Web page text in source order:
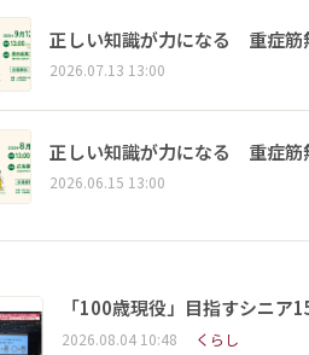
正しい知識が力になる 重症筋
2026.07.13 13:00
正しい知識が力になる 重症筋
2026.06.15 13:00
「100歳現役」目指すシニ
2026.08.04 10:48 くらし